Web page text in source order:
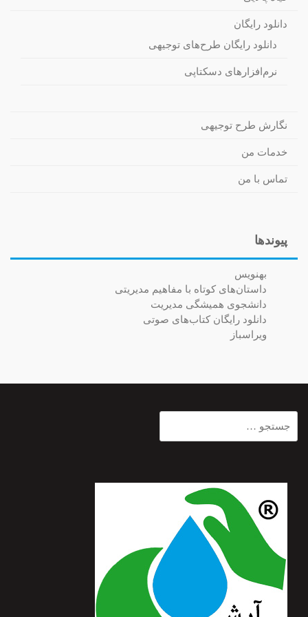
دانلود رایگان
دانلود رایگان طرح‌های توجیهی
نرم‌افزارهای دسکتاپی
نگارش طرح توجیهی
خدمات من
تماس با من
پیوندها
بهنویس
داستان‌های کوتاه با مفاهیم مدیریتی
دانشجوی همیشگی مدیریت
دانلود رایگان کتاب‌های صوتی
ویراسباز
برای: